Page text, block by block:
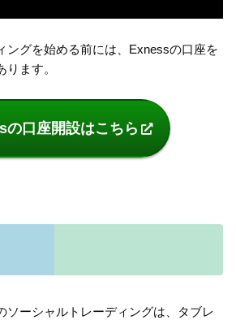
ングを始める前には、Exnessの口座を
ます。
の口座開設はこちら
ソーシャルトレーディングは、タブレ